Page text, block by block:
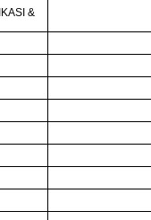
&